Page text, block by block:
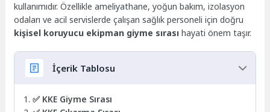
kullanımıdır. Özellikle ameliyathane, yoğun bakım, izolasyon
odaları ve acil servislerde çalışan sağlık personeli için doğru
kişisel koruyucu ekipman giyme sırası hayati önem taşır.
İçerik Tablosu
✅ KKE Giyme Sırası